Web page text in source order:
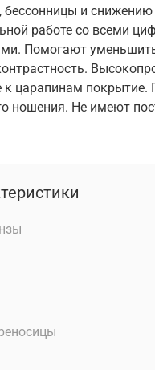
бессонницы и снижению
работе со всеми
Помогают
к царапинам покрытие.
ношения. Не имеют